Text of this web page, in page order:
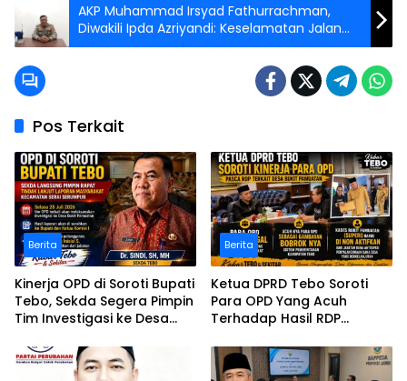
AKP Muhammad Irsyad Fathurrachman,
Diwakili Ipda Azriyandi: Keselamatan Jalan
Raya Bukittinggi–Agam Tanggung Jawab
Pos Terkait
Berita
Kinerja OPD di Soroti Bupati
Tebo, Sekda Segera Pimpin
Tim Investigasi ke Desa
serumpun
Berita
Ketua DPRD Tebo Soroti
Para OPD Yang Acuh
Terhadap Hasil RDP
Pamuatan